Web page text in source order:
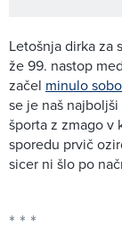
Letošnja dirka za
že 99. nastop
začel minulo
se je naš
športa z zmago v
sporedu prvič
sicer ni šlo po